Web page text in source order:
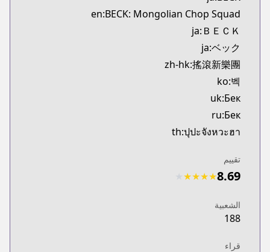
Kitsu
https://kitsu.app/manga/354
MangaUpdates
MangaUpdates
www.mangaupdates.com/series.html?id=49
Book☆Walker
Book☆Walker
https://bookwalker.jp/series/502830
Official English
Coolmic
Coolmic
Kodansha
Kodansha
en:BECK: Mongolian Chop Squad
ja:ＢＥＣＫ
ja:ベック
zh-hk:搖滾新樂團
ko:벡
uk:Бек
ru:Бек
th:ปุปะจังหวะฮา
تقييم
8.69
★
★
★
★
الشعبية
188
قراء